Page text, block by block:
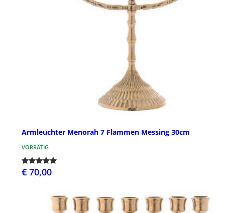
Armleuchter Menorah 7 Flammen Messing 30cm
VORRÄTIG
€ 70,00